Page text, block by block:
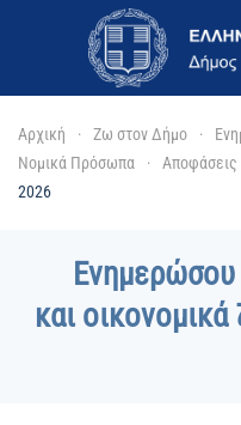
Skip to main content
Αρχική Ζω στον Δήμο
Νομικά Πρόσωπα
Αποφάσεις
2026
Ενημερώσου
και